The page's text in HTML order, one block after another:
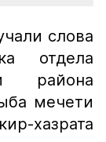
слова
отдела
района
мечети
хазрата